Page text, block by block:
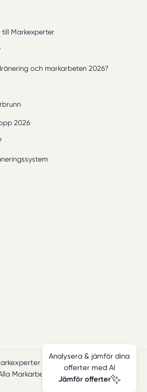
Markexperter
och markarbeten 2026?
2026
Villkor
Sajtkarta
Markarbeten
Smartproduktion
Analysera & jämför dina
offerter med AI
Jämför offerter